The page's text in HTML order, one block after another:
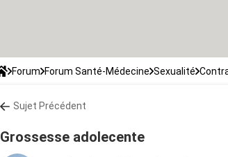
Forum Forum Santé-Médecine Sexualité
Sujet Précédent
Grossesse adolecente